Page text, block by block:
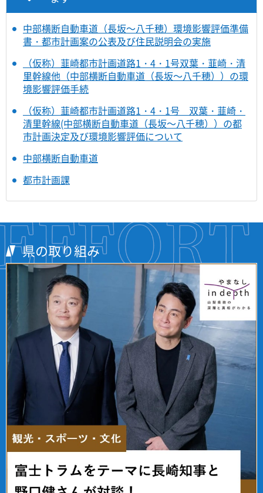
中部横断自動車道（長坂～八千穂）環境影響評価準備
書・都市計画案の公表及び住民説明会の実施
（仮称）韮崎都市計画道路1・4・1号双葉・韮崎・清
里幹線他（中部横断自動車道（長坂～八千穂））の環
境影響評価手続
（仮称）韮崎都市計画道路1・4・1号 双葉・韮崎・
清里幹線(中部横断自動車道（長坂～八千穂））の都
市計画決定及び環境影響評価について
中部横断自動車道
都市計画課
県の取り組み